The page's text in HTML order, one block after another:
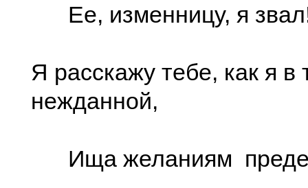
Ее, изменницу, я
Я расскажу тебе, как я в
нежданной,
Ища желаниям